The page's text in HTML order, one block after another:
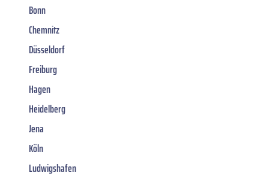
Bonn
Chemnitz
Düsseldorf
Freiburg
Hagen
Heidelberg
Jena
Köln
Ludwigshafen